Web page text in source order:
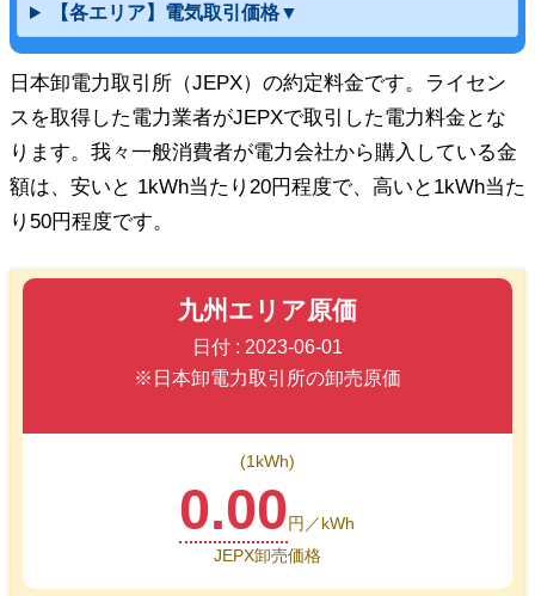
【各エリア】電気取引価格▼
日本卸電力取引所（JEPX）の約定料金です。ライセン
スを取得した電力業者がJEPXで取引した電力料金とな
ります。我々一般消費者が電力会社から購入している金
額は、安いと 1kWh当たり20円程度で、高いと1kWh当た
り50円程度です。
九州エリア原価
日付 : 2023-06-01
※日本卸電力取引所の卸売原価
(1kWh)
0.00 円／kWh
JEPX卸売価格